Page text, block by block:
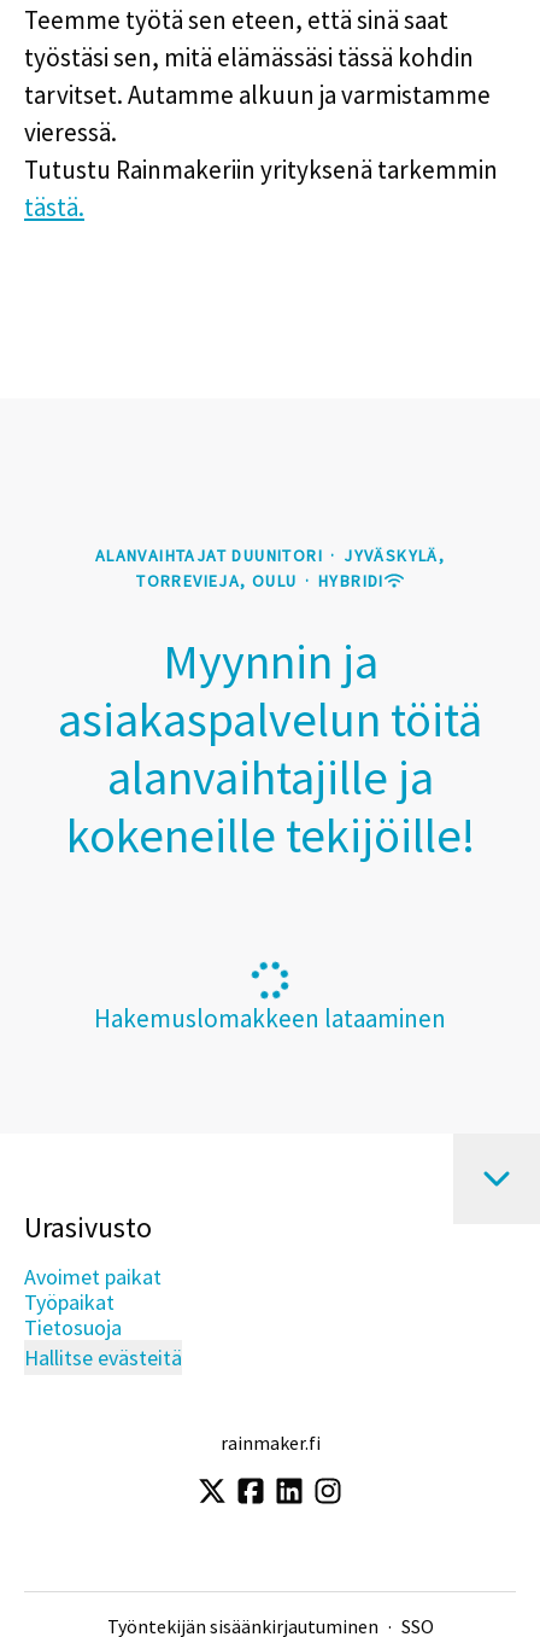
Teemme työtä sen eteen, että sinä saat
työstäsi sen, mitä elämässäsi tässä kohdin
tarvitset. Autamme alkuun ja varmistamme
vieressä.
Tutustu Rainmakeriin yrityksenä tarkemmin
tästä.
ALANVAIHTAJAT DUUNITORI · JYVÄSKYLÄ,
TORREVIEJA, OULU · HYBRIDI
Myynnin ja
asiakaspalvelun töitä
alanvaihtajille ja
kokeneille tekijöille!
Hakemuslomakkeen lataaminen
Urasivusto
Avoimet paikat
Työpaikat
Tietosuoja
Hallitse evästeitä
rainmaker.fi
Työntekijän sisäänkirjautuminen · SSO